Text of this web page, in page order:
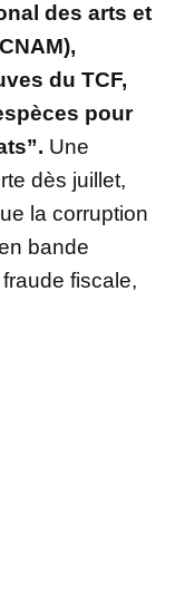
des arts et
du TCF,
pour
Une
dès juillet,
la corruption
bande
fiscale,